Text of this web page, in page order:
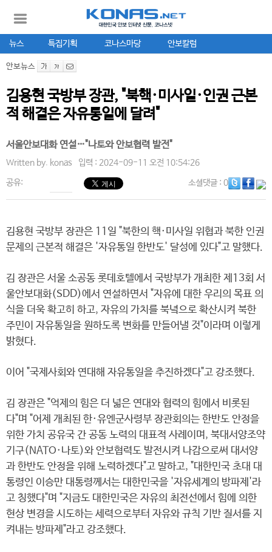
뉴스 특집기획 코나스마당 안보칼럼
안보뉴스
김용현 국방부 장관, "북핵·미사일·인권 근본
적 해결은 자유통일에 달려"
서울안보대화 연설…"나토와 안보협력 발전"
Written by. konas 입력 : 2024-09-11 오전 10:54:26
공유: 소셜댓글: 0
김용현 국방부 장관은 11일 "북한의 핵·미사일 위협과 북한 인권
문제의 근본적 해결은 '자유통일 한반도' 달성에 있다"고 말했다.
김 장관은 서울 소공동 롯데호텔에서 국방부가 개최한 제13회 서
울안보대화(SDD)에서 연설하면서 "자유에 대한 우리의 목표 의
식을 더욱 확고히 하고, 자유의 가치를 북녘으로 확산시켜 북한
주민이 자유통일을 원하도록 변화를 만들어낼 것"이라며 이렇게
밝혔다.
이어 "국제사회와 연대해 자유통일을 추진하겠다"고 강조했다.
김 장관은 "억제의 힘은 더 넓은 연대와 협력의 힘에서 비롯된
다"며 "어제 개최된 한·유엔군사령부 장관회의는 한반도 안정을
위한 가치 공유국 간 공동 노력의 대표적 사례이며, 북대서양조약
기구(NATO·나토)와 안보협력도 발전시켜 나감으로써 대서양
과 한반도 안정을 위해 노력하겠다"고 말하고, "대한민국 초대 대
통령인 이승만 대통령께서는 대한민국을 '자유세계의 방파제'라
고 칭했다"며 "지금도 대한민국은 자유의 최전선에서 힘에 의한
현상 변경을 시도하는 세력으로부터 자유와 규칙 기반 질서를 지
켜내는 방파제"라고 강조했다.